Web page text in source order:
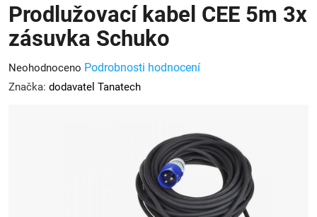
Prodlužovací kabel CEE 5m 3x
zásuvka Schuko
Průměrné
hodnocení
Neohodnoceno Podrobnosti hodnocení
Značka: dodavatel Tanatech